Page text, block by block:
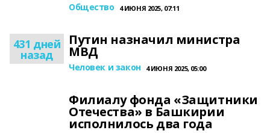
Общество 4 ИЮНЯ 2025, 07:11
431 дней
назад
Путин назначил министра
МВД
Человек и закон 4 ИЮНЯ 2025, 05:00
Филиалу фонда «Защитники
Отечества» в Башкирии
исполнилось два года